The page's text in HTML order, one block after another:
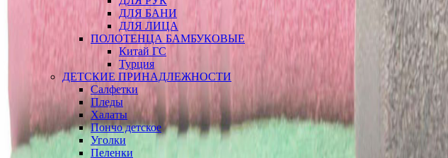
ДЛЯ БАНИ
ДЛЯ ЛИЦА
ПОЛОТЕНЦА БАМБУКОВЫЕ
Китай ГС
Турция
ДЕТСКИЕ ПРИНАДЛЕЖНОСТИ
Салфетки
Пледы
Халаты
Пончо детское
Уголки
Пеленки